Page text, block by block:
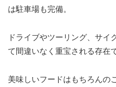
は駐車場も完備。
ドライブやツーリング、サイ
て間違いなく重宝される存在
美味しいフードはもちろんの